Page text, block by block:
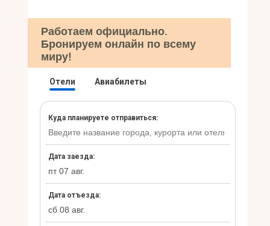
Страны
Инфо
Контакты
Работаем официально.
Бронируем онлайн по всему
миру!